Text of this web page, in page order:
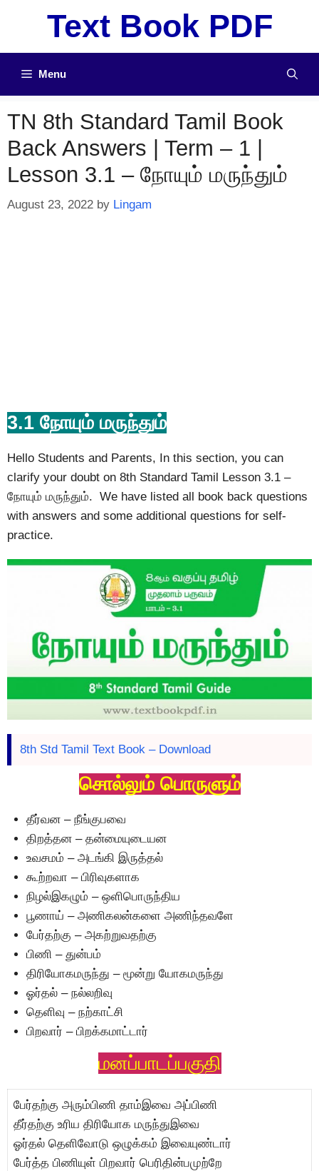
Text Book PDF
Menu
TN 8th Standard Tamil Book
Back Answers | Term – 1 |
Lesson 3.1 – நோயும் மருந்தும்
August 23, 2022 by Lingam
3.1 நோயும் மருந்தும்
Hello Students and Parents, In this section, you can
clarify your doubt on 8th Standard Tamil Lesson 3.1 –
நோயும் மருந்தும். We have listed all book back questions
with answers and some additional questions for self-
practice.
8th Std Tamil Text Book – Download
சொல்லும் பொருளும்
தீர்வன – நீங்குபவை
திறத்தன – தன்மையுடையன
உவசமம் – அடங்கி இருத்தல்
கூற்றவா – பிரிவுகளாக
நிழல்இகழும் – ஒளிபொருந்திய
பூணாய் – அணிகலன்களை அணிந்தவளே
பேர்தற்கு – அகற்றுவதற்கு
பிணி – துன்பம்
திரியோகமருந்து – மூன்று யோகமருந்து
ஓர்தல் – நல்லறிவு
தெளிவு – நற்காட்சி
பிறவார் – பிறக்கமாட்டார்
மனப்பாடப்பகுதி
பேர்தற்கு அரும்பிணி தாம்இவை அப்பிணி
தீர்தற்கு உரிய திரியோக மருந்துஇவை
ஓர்தல் தெளிவோடு ஒழுக்கம் இவையுண்டார்
பேர்த்த பிணியுள் பிறவார் பெரிதின்பமுற்றே